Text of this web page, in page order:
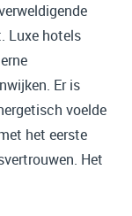
Luxe hotels
Er is
voelde
het eerste
Het